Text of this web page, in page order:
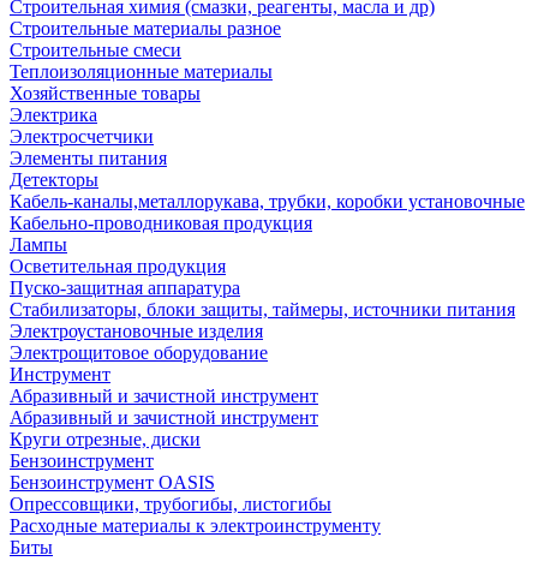
Строительная химия (смазки, реагенты, масла и др)
Строительные материалы разное
Строительные смеси
Теплоизоляционные материалы
Хозяйственные товары
Электрика
Электросчетчики
Элементы питания
Детекторы
Кабель-каналы,металлорукава, трубки, коробки установочные
Кабельно-проводниковая продукция
Лампы
Осветительная продукция
Пуско-защитная аппаратура
Стабилизаторы, блоки защиты, таймеры, источники питания
Электроустановочные изделия
Электрощитовое оборудование
Инструмент
Абразивный и зачистной инструмент
Абразивный и зачистной инструмент
Круги отрезные, диски
Бензоинструмент
Бензоинструмент OASIS
Опрессовщики, трубогибы, листогибы
Расходные материалы к электроинструменту
Биты